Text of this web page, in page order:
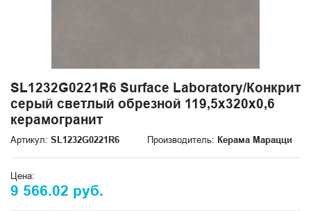
SL1232G0221R6 Surface Laboratory/Конкрит
серый светлый обрезной 119,5x320x0,6
керамогранит
Артикул: SL1232G0221R6 Производитель: Керама Марацци
Цена:
9 566.02 руб.